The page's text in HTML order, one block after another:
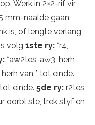
Werk in 2×2-rif vir
mm-naalde gaan
is, of lengte verlang,
volg 1ste ry: *r4,
*aw2tes, aw3, herh
herh van * tot einde.
einde. 5de ry: r2tes
oorbl ste, trek styf en